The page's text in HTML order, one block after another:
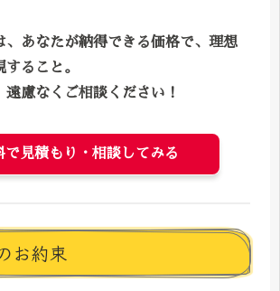
、あなたが納得できる価格で、理想
ること。
遠慮なくご相談ください！
で見積もり・相談してみる
お約束